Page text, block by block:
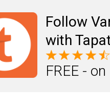
Follow
with
FREE -